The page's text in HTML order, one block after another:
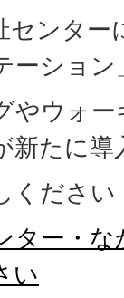
センター
ーショ
やウォ
新たに
ください
ター・
い